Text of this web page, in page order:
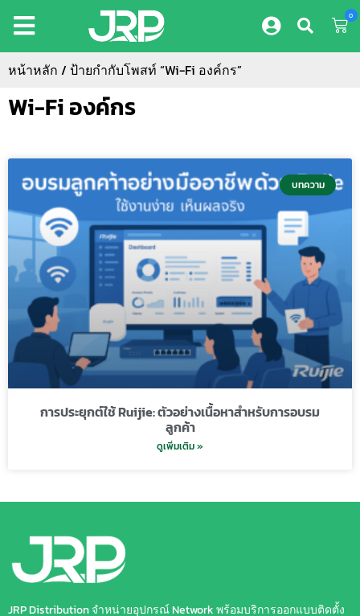
0
หน้าหลัก / ป้ายกำกับโพสท์ “Wi-Fi องค์กร”
Wi-Fi องค์กร
บทความ
การประยุกต์ใช้ Ruijie: ตัวอย่างเนื้อหาสำหรับการอบรม
ลูกค้า
ดูเพิ่มเติม »
JRP Distribution จำหน่ายอุปกรณ์ Network พร้อมบริการออกแบบติดตั้ง